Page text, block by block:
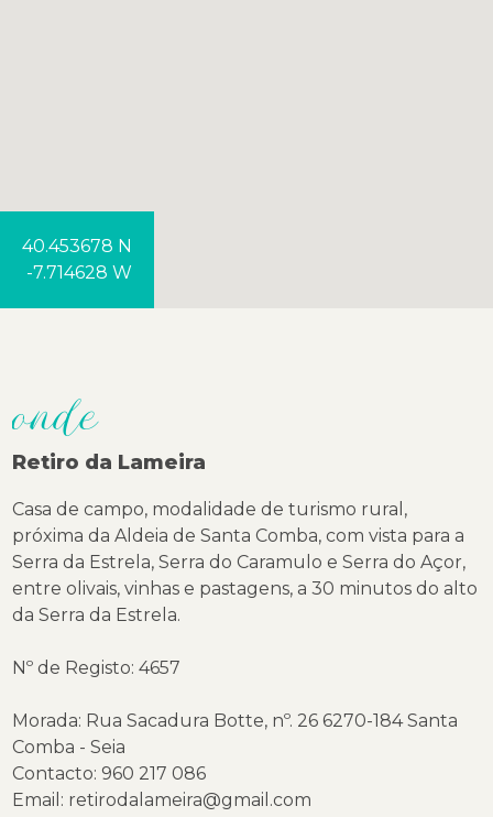
40.453678 N
-7.714628 W
onde
Retiro da Lameira
Casa de campo, modalidade de turismo rural,
próxima da Aldeia de Santa Comba, com vista para a
Serra da Estrela, Serra do Caramulo e Serra do Açor,
entre olivais, vinhas e pastagens, a 30 minutos do alto
da Serra da Estrela.
Nº de Registo: 4657
Morada: Rua Sacadura Botte, nº. 26 6270-184 Santa
Comba - Seia
Contacto: 960 217 086
Email: retirodalameira@gmail.com